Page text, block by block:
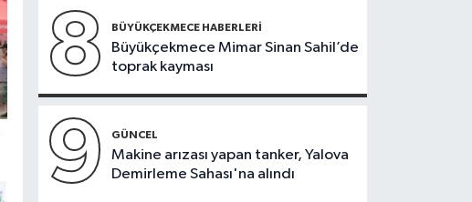
8 BÜYÜKÇEKMECE HABERLERI
Büyükçekmece Mimar Sinan Sahil’de
toprak kayması
9 GÜNCEL
Makine arızası yapan tanker, Yalova
Demirleme Sahası'na alındı